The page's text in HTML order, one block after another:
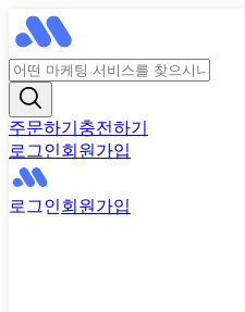
주문하기 충전하기
로그인회원가입
로그인회원가입